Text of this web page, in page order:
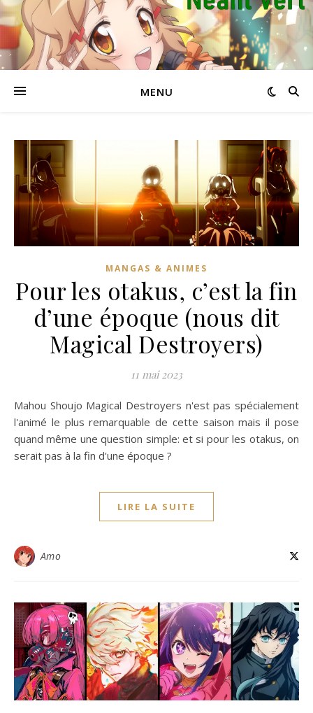
MENU
MANGAS & ANIMES
Pour les otakus, c’est la fin
d’une époque (nous dit
Magical Destroyers)
11 mai 2023
Mahou Shoujo Magical Destroyers n'est pas spécialement
l'animé le plus remarquable de cette saison mais il pose
quand même une question simple: et si pour les otakus, on
serait pas à la fin d'une époque ?
LIRE LA SUITE
Amo